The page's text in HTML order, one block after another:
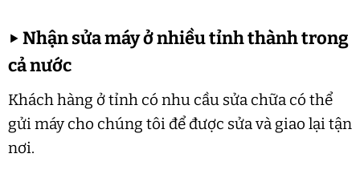
▶Nhận sửa máy ở nhiều tỉnh thành trong
cả nước
Khách hàng ở tỉnh có nhu cầu sửa chữa có thể
gửi máy cho chúng tôi để được sửa và giao lại tận
nơi.